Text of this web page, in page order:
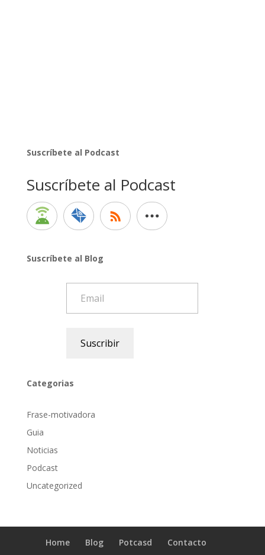
Suscríbete al Podcast
Suscríbete al Podcast
Suscríbete al Blog
Suscribir
Categorias
Frase-motivadora
Guia
Noticias
Podcast
Uncategorized
Home Blog Potcasd Contacto